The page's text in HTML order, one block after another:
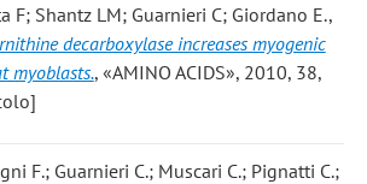
F; Shantz LM; Guarnieri C; Giordano E.,
decarboxylase increases myogenic
myoblasts., «AMINO ACIDS», 2010, 38,
F.; Guarnieri C.; Muscari C.; Pignatti C.;